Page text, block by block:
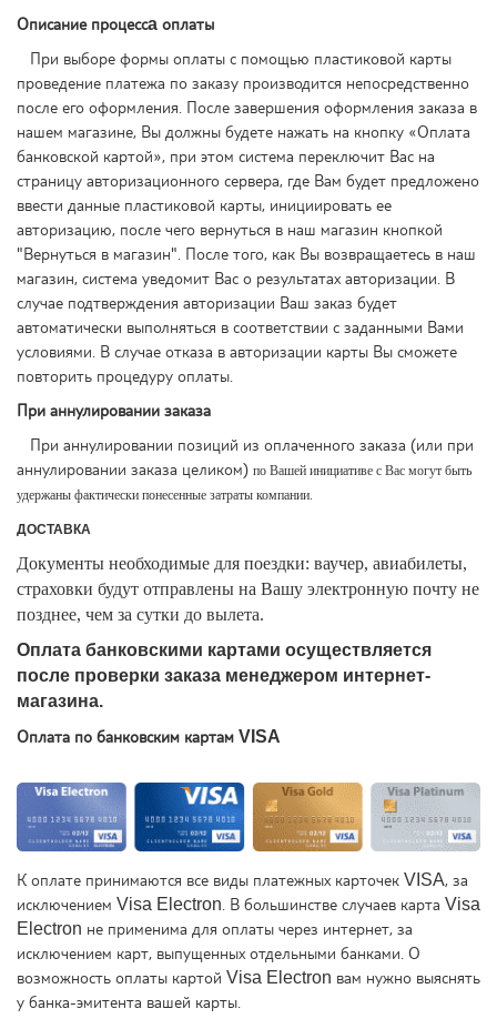
Описание процессa оплаты
При выборе формы оплаты с помощью пластиковой карты
проведение платежа по заказу производится непосредственно
после его оформления. После завершения оформления заказа в
нашем магазине, Вы должны будете нажать на кнопку «Оплата
банковской картой», при этом система переключит Вас на
страницу авторизационного сервера, где Вам будет предложено
ввести данные пластиковой карты, инициировать ее
авторизацию, после чего вернуться в наш магазин кнопкой
"Вернуться в магазин". После того, как Вы возвращаетесь в наш
магазин, система уведомит Вас о результатах авторизации. В
случае подтверждения авторизации Ваш заказ будет
автоматически выполняться в соответствии с заданными Вами
условиями. В случае отказа в авторизации карты Вы сможете
повторить процедуру оплаты.
При аннулировании заказа
При аннулировании позиций из оплаченного заказа (или при
аннулировании заказа целиком) по Вашей инициативе с Вас могут быть
удержаны фактически понесенные затраты компании.
ДОСТАВКА
Документы необходимые для поездки: ваучер, авиабилеты,
страховки будут отправлены на Вашу электронную почту не
позднее, чем за сутки до вылета.
Оплата банковскими картами осуществляется
после проверки заказа менеджером интернет-
магазина.
Оплата по банковским картам VISA
К оплате принимаются все виды платежных карточек VISA, за
исключением Visa Electron. В большинстве случаев карта Visa
Electron не применима для оплаты через интернет, за
исключением карт, выпущенных отдельными банками. О
возможность оплаты картой Visa Electron вам нужно выяснять
у банка-эмитента вашей карты.